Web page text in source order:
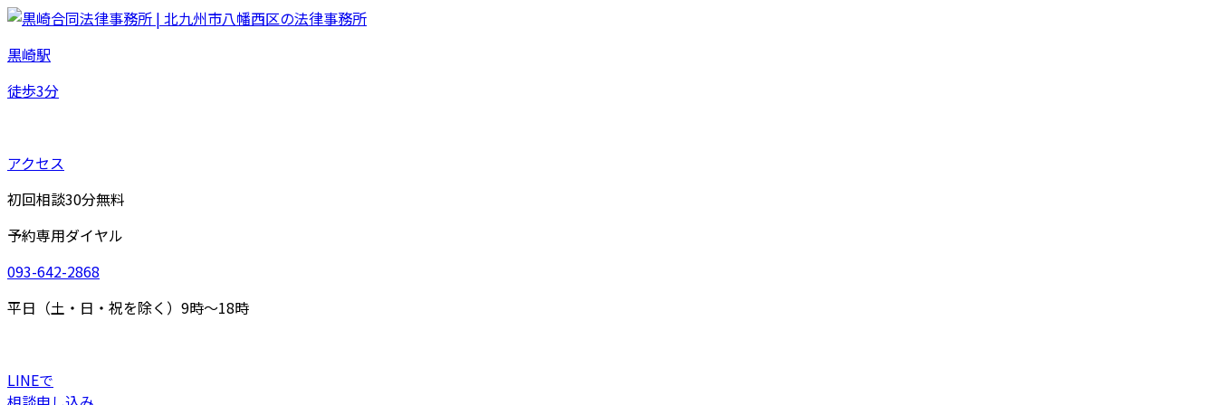
黒崎駅
徒歩3分
アクセス
初回相談30分無料
予約専用ダイヤル
093-642-2868
平日（土・日・祝を除く）9時～18時
LINEで